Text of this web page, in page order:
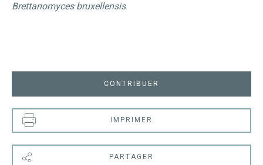
Brettanomyces bruxellensis.
CONTRIBUER
IMPRIMER
PARTAGER